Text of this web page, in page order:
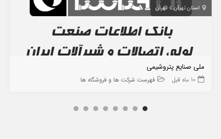
استان تهران تهران
ملی صنایع پتروشیمی
10 ماه قبل فهرست شرکت ها و فروشگاه ها